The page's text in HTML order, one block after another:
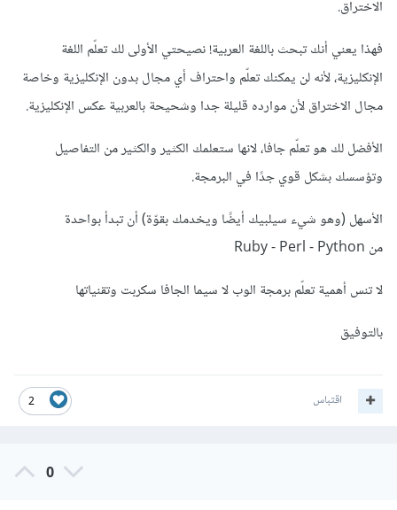
الاختراق.
فهذا يعني أنك تبحث باللغة العربية! نصيحتي الأولى لك تعلّم اللغة
الإنكليزية، لأنه لن يمكنك تعلّم واحتراف أي مجال بدون الإنكليزية وخاصة
مجال الاختراق لأن موارده قليلة جدا وشحيحة بالعربية عكس الإنكليزية.
الأفضل لك هو تعلّم جافا، لانها ستعلمك الكثير والكثير من التفاصيل
وتؤسسك بشكل قوي جدًا في البرمجة.
الأسهل (وهو شيء سيلبيك أيضًا ويخدمك بقوّة) أن تبدأ بواحدة
من Ruby - Perl - Python
لا تنس أهمية تعلّم برمجة الوب لا سيما الجافا سكربت وتقنياتها
بالتوفيق
2 اقتباس
0